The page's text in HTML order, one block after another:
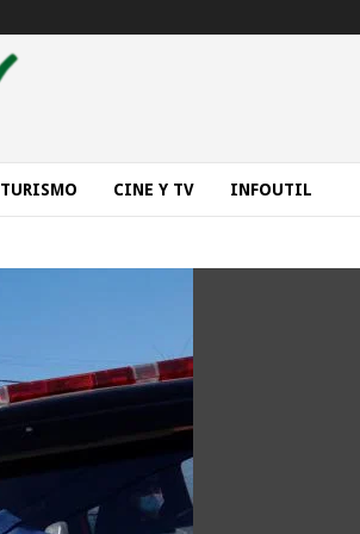
TURISMO CINE Y TV INFOUTIL